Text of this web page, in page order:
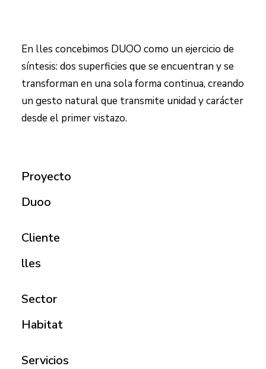
En lles concebimos DUOO como un ejercicio de
síntesis: dos superficies que se encuentran y se
transforman en una sola forma continua, creando
un gesto natural que transmite unidad y carácter
desde el primer vistazo.
Proyecto
Duoo
Cliente
lles
Sector
Habitat
Servicios